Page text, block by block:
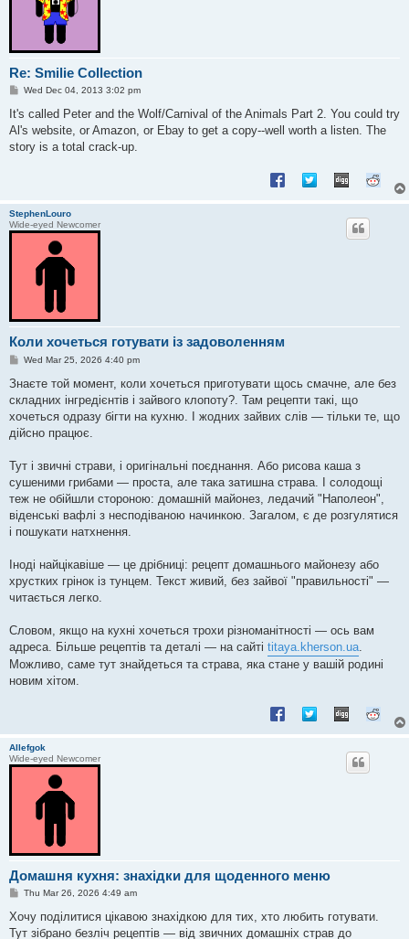
Re: Smilie Collection
P
s
Wed Dec 04, 2013 3:02 pm
It's called Peter and the Wolf/Carnival of the Animals Part 2. You could try
Al's website, or Amazon, or Ebay to get a copy--well worth a listen. The
story is a total crack-up.
StephenLouro
Wide-eyed Newcomer
Коли хочеться готувати із задоволенням
P
s
Wed Mar 25, 2026 4:40 pm
Знаєте той момент, коли хочеться приготувати щось смачне, але без
складних інгредієнтів і зайвого клопоту?. Там рецепти такі, що
хочеться одразу бігти на кухню. І жодних зайвих слів — тільки те, що
дійсно працює.
Тут і звичні страви, і оригінальні поєднання. Або рисова каша з
сушеними грибами — проста, але така затишна страва. І солодощі
теж не обійшли стороною: домашній майонез, ледачий "Наполеон",
віденські вафлі з несподіваною начинкою. Загалом, є де розгулятися
і пошукати натхнення.
Іноді найцікавіше — це дрібниці: рецепт домашнього майонезу або
хрустких грінок із тунцем. Текст живий, без зайвої "правильності" —
читається легко.
Словом, якщо на кухні хочеться трохи різноманітності — ось вам
адреса. Більше рецептів та деталі — на сайті titaya.kherson.ua
Можливо, саме тут знайдеться та страва, яка стане у вашій родині
новим хітом.
Allefgok
Wide-eyed Newcomer
Домашня кухня: знахідки для щоденного меню
P
s
Thu Mar 26, 2026 4:49 am
Хочу поділитися цікавою знахідкою для тих, хто любить готувати.
Тут зібрано безліч рецептів — від звичних домашніх страв до